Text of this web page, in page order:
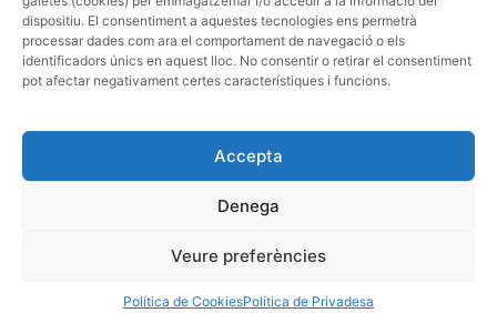
dispositiu. El consentiment a aquestes tecnologies ens permetrà
processar dades com ara el comportament de navegació o els
identificadors únics en aquest lloc. No consentir o retirar el consentiment
pot afectar negativament certes característiques i funcions.
Accepta
Denega
Veure preferències
Política de CookiesPolítica de Privadesa
Terrassa
Gremi de Transports i Logística de Catalunya
2021.
Tots els drets reservats
POLÍTICA DE PRIVADESA|POLÍTICA DE COOKIES
AVÍS LEGAL